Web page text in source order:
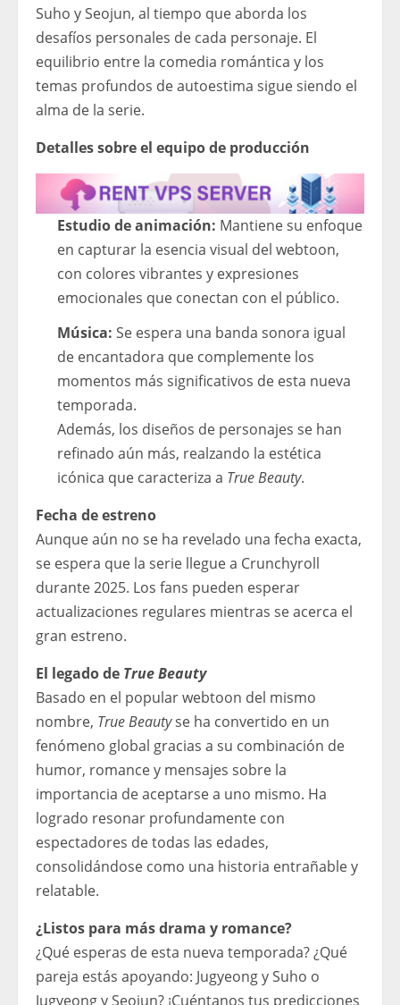
Suho y Seojun, al tiempo que aborda los
desafíos personales de cada personaje. El
equilibrio entre la comedia romántica y los
temas profundos de autoestima sigue siendo el
alma de la serie.
Detalles sobre el equipo de producción
Estudio de animación: Mantiene su enfoque
en capturar la esencia visual del webtoon,
con colores vibrantes y expresiones
emocionales que conectan con el público.
Música: Se espera una banda sonora igual
de encantadora que complemente los
momentos más significativos de esta nueva
temporada.
Además, los diseños de personajes se han
refinado aún más, realzando la estética
icónica que caracteriza a True Beauty.
Fecha de estreno
Aunque aún no se ha revelado una fecha exacta,
se espera que la serie llegue a Crunchyroll
durante 2025. Los fans pueden esperar
actualizaciones regulares mientras se acerca el
gran estreno.
El legado de True Beauty
Basado en el popular webtoon del mismo
nombre, True Beautyse ha convertido en un
fenómeno global gracias a su combinación de
humor, romance y mensajes sobre la
importancia de aceptarse a uno mismo. Ha
logrado resonar profundamente con
espectadores de todas las edades,
consolidándose como una historia entrañable y
relatable.
¿Listos para más drama y romance?
¿Qué esperas de esta nueva temporada? ¿Qué
pareja estás apoyando: Jugyeong y Suho o
Jugyeong y Seojun? ¡Cuéntanos tus predicciones